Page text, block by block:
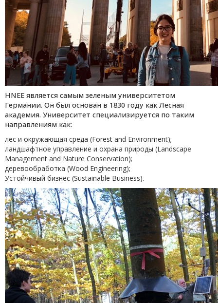
HNEE является самым зеленым университетом
Германии. Он был основан в 1830 году как Лесная
академия. Университет специализируется по таким
направлениям как:
лес и окружающая среда (Forest and Environment);
ландшафтное управление и охрана природы (Landscape
Management and Nature Conservation);
деревообработка (Wood Engineering);
Устойчивый бизнес (Sustainable Business).